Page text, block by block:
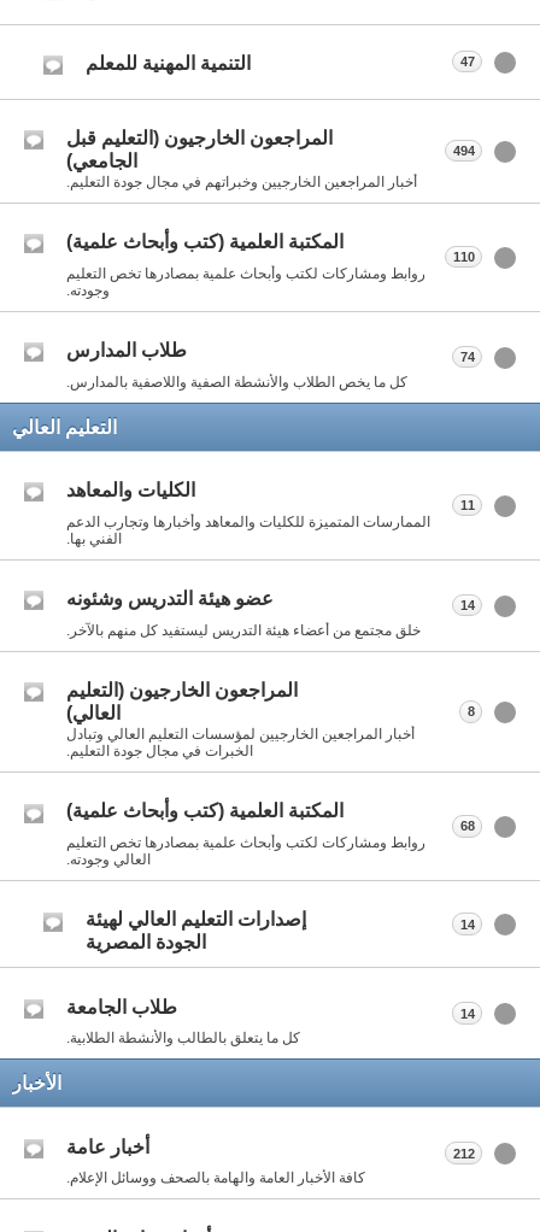
التنمية المهنية للمعلم 47
المراجعون الخارجيون (التعليم قبل
الجامعي)
أخبار المراجعين الخارجيين وخبراتهم في مجال جودة التعليم.
494
المكتبة العلمية (كتب وأبحاث علمية)
روابط ومشاركات لكتب وأبحاث علمية بمصادرها تخص التعليم
وجودته.
110
طلاب المدارس
كل ما يخص الطلاب والأنشطة الصفية واللاصفية بالمدارس.
74
التعليم العالي
الكليات والمعاهد
الممارسات المتميزة للكليات والمعاهد وأخبارها وتجارب الدعم
الفني بها.
11
عضو هيئة التدريس وشئونه
خلق مجتمع من أعضاء هيئة التدريس ليستفيد كل منهم بالآخر.
14
المراجعون الخارجيون (التعليم
العالي)
أخبار المراجعين الخارجيين لمؤسسات التعليم العالي وتبادل
الخبرات في مجال جودة التعليم.
8
المكتبة العلمية (كتب وأبحاث علمية)
روابط ومشاركات لكتب وأبحاث علمية بمصادرها تخص التعليم
العالي وجودته.
68
إصدارات التعليم العالي لهيئة
الجودة المصرية
14
طلاب الجامعة
كل ما يتعلق بالطالب والأنشطة الطلابية.
14
الأخبار
أخبار عامة
كافة الأخبار العامة والهامة بالصحف ووسائل الإعلام.
212